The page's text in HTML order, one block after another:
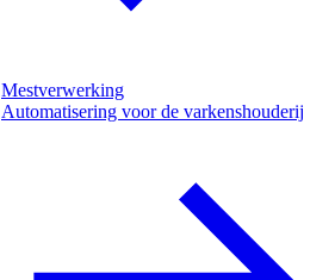
Mestverwerking
Automatisering voor de varkenshouderij